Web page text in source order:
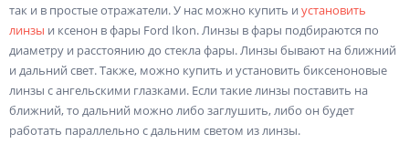
так и в простые отражатели. У нас можно купить и установить
линзы и ксенон в фары Ford Ikon. Линзы в фары подбираются по
диаметру и расстоянию до стекла фары. Линзы бывают на ближний
и дальний свет. Также, можно купить и установить биксеноновые
линзы с ангельскими глазками. Если такие линзы поставить на
ближний, то дальний можно либо заглушить, либо он будет
работать параллельно с дальним светом из линзы.